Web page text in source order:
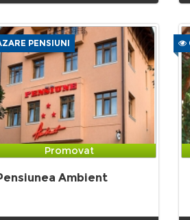
PENSIUNI
Promovat
Ambient